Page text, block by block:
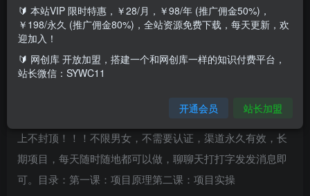
大家好，今天给大家带来一个《最新聊天掘金，复制粘贴日
入300＋，可多号批量操作》与微信一样得聊天app，平台每
天推送用户，我们只需反复粘贴与别人聊天，用户回复一句
支付宝，单号每天轻松50元-200元，多号日入100元-500元，
上不封顶！！！不限男女，不需要认证，渠道永久有效，长
期项目，每天随时随地都可以做，聊聊天打打字发发消息即
可。目录：第一课：项目原理第二课：项目实操
🔰 本站VIP 限时特惠，￥28/月，￥98/年 (推广佣金50%)，
￥198/永久 (推广佣金80%)，全站资源免费下载，每天更新，欢
迎加入！
🔰 网创库 开放加盟，搭建一个和网创库一样的知识付费平台，
站长微信：SYWC11
开通会员 站长加盟